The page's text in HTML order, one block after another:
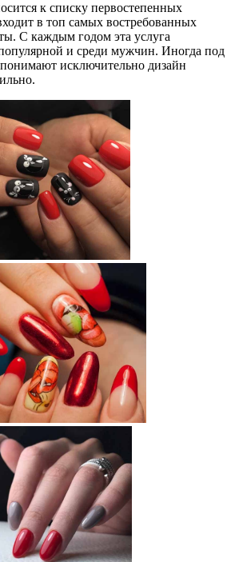
к списку первостепенных
в топ самых востребованных
С каждым годом эта услуга
популярной и среди мужчин. Иногда под
исключительно дизайн